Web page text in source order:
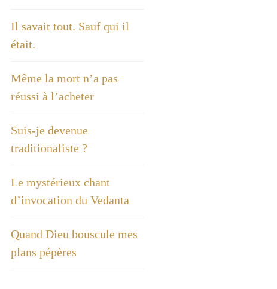
Il savait tout. Sauf qui il
était.
Même la mort n’a pas
réussi à l’acheter
Suis-je devenue
traditionaliste ?
Le mystérieux chant
d’invocation du Vedanta
Quand Dieu bouscule mes
plans pépères